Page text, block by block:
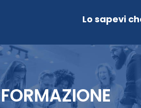
Lo sapevi
FORMAZIONE